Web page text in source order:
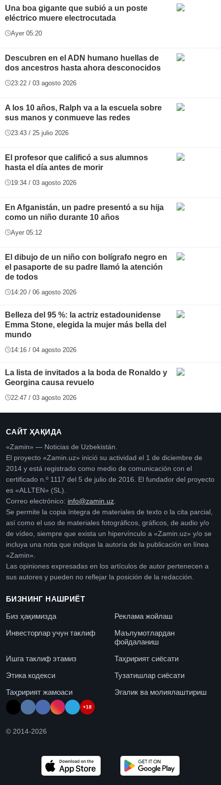
Una boa gigante que subió a un poste
eléctrico muere electrocutada
Ayer 05:20
Descubren en el ADN humano huellas de
dos ancestros hasta ahora desconocidos
23:22 / 03 agosto 2026
A los 10 años, Ralph va a la escuela sobre
sus manos y conmueve las redes
23:43 / 25 julio 2026
El profesor que calificó a sus alumnos
hasta el día antes de morir
19:34 / 03 agosto 2026
En Afganistán, un padre presentó a su hija
como un niño durante 10 años
Ayer 05:12
El dibujo de un niño con bolígrafo negro en
el pasaporte de su padre llamó la atención
de todos
14:20 / 06 agosto 2026
Belleza del 95 %: la actriz estadounidense
Emma Stone, elegida la mujer más bella del
mundo
14:16 / 04 agosto 2026
La lista de invitados a la boda de Ronaldo y
Georgina causa revuelo
22:47 / 03 agosto 2026
САЙТ ҲАҚИДА
«Zamin» — Noticias de Uzbekistán.
El proyecto «Zamin.uz» inició su actividad el 1 de diciembre de
2014 y está registrado como medio de comunicación con el
certificado n.º 1117 del 5 de julio de 2016. El fundador del proyecto
es «ALLTEN» (SL).
Correo electrónico: info@zamin.uz
Se permite la copia íntegra de materiales de texto o la cita parcial,
así como el uso de materiales fotográficos, gráficos, de audio y/o
de vídeo, siempre que exista un hipervínculo a «Zamin.uz» y/o se
incluya una nota que indique la autoría de la publicación en línea
«Zamin».
Las opiniones expresadas en los artículos de autor pertenecen a
sus autores y pueden no reflejar la posición de la redacción.
БИЗНИНГ НАШРИЁТ
Биз ҳақимизда
Реклама жойлаш
Инвесторлар учун таклиф
Маълумотлардан
фойдаланиш
Ишга таклиф этамиз
Таҳририят сиёсати
Этика кодекси
Тузатишлар сиёсати
Таҳририят жамоаси
Эгалик ва молиялаштириш
+18
© 2014-2026